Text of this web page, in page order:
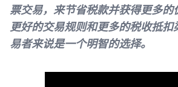
票交易，来节省税款并获得更多的
更好的交易规则和更多的税收抵
易者来说是一个明智的选择。